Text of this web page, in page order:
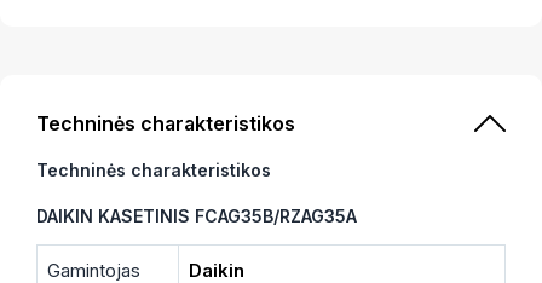
Techninės charakteristikos
Techninės charakteristikos
DAIKIN KASETINIS FCAG35B/RZAG35A
Gamintojas Daikin